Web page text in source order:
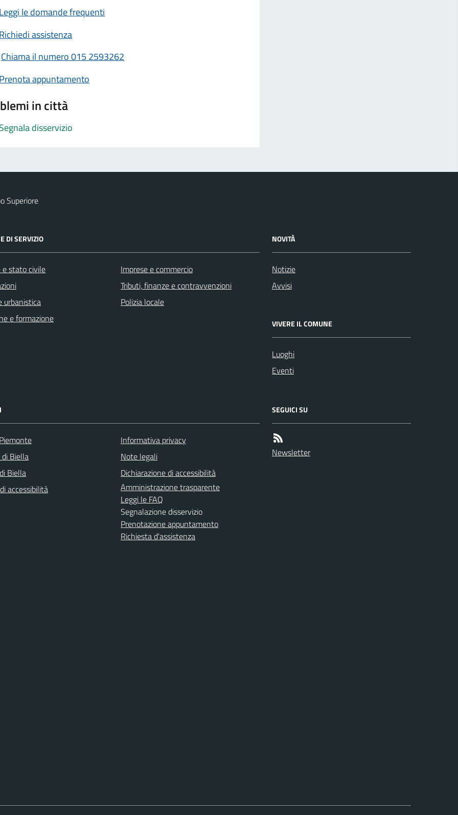
Leggi le domande frequenti
Richiedi assistenza
Chiama il numero 015 2593262
Prenota appuntamento
in città
Segnala disservizio
Superiore
DI SERVIZIO
e stato civile
urbanistica
e formazione
Imprese e commercio
Tributi, finanze e contravvenzioni
Polizia locale
NOVITÀ
Notizie
Avvisi
VIVERE IL COMUNE
Luoghi
Eventi
Biella
Biella
accessibilità
Informativa privacy
Note legali
Dichiarazione di accessibilità
Amministrazione trasparente
Leggi le FAQ
Segnalazione disservizio
Prenotazione appuntamento
Richiesta d'assistenza
SEGUICI SU
Newsletter